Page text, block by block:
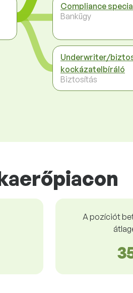
Compliance
Bankügy
Underwriter/
kockázatelbíráló
Biztosítás
A pozíciót